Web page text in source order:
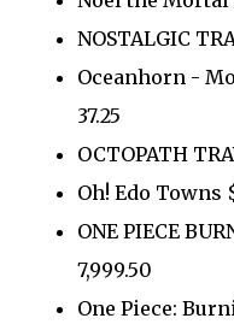
NOSTALGIC
Oceanhorn -
37.25
OCTOPATH
Oh! Edo Towns
ONE PIECE
7,999.50
One Piece: